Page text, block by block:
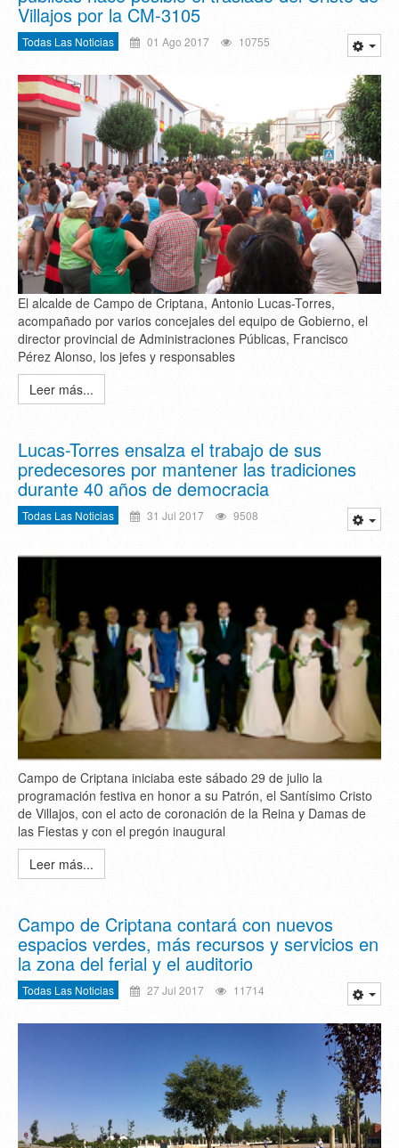
Villajos por la CM-3105
Todas Las Noticias 01 Ago 2017 10755
El alcalde de Campo de Criptana, Antonio Lucas-Torres,
acompañado por varios concejales del equipo de Gobierno, el
director provincial de Administraciones Públicas, Francisco
Pérez Alonso, los jefes y responsables
Leer más...
Lucas-Torres ensalza el trabajo de sus
predecesores por mantener las tradiciones
durante 40 años de democracia
Todas Las Noticias 31 Jul 2017 9508
Campo de Criptana iniciaba este sábado 29 de julio la
programación festiva en honor a su Patrón, el Santísimo Cristo
de Villajos, con el acto de coronación de la Reina y Damas de
las Fiestas y con el pregón inaugural
Leer más...
Campo de Criptana contará con nuevos
espacios verdes, más recursos y servicios en
la zona del ferial y el auditorio
Todas Las Noticias 27 Jul 2017 11714